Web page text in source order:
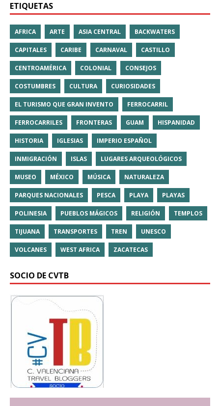
ETIQUETAS
AFRICA ARTE ASIA CENTRAL BACKWATERS
CAPITALES CARIBE CARNAVAL CASTILLO
CENTROAMÉRICA COLONIAL CONSEJOS
COSTUMBRES CULTURA CURIOSIDADES
EL TURISMO QUE GRAN INVENTO FERROCARRIL
FERROCARRILES FRONTERAS GUAM HISPANIDAD
HISTORIA IGLESIAS IMPERIO ESPAÑOL
INMIGRACIÓN ISLAS LUGARES ARQUEOLÓGICOS
MUSEO MÉXICO MÚSICA NATURALEZA
PARQUES NACIONALES PESCA PLAYA PLAYAS
POLINESIA PUEBLOS MÁGICOS RELIGIÓN TEMPLOS
TIJUANA TRANSPORTES TREN UNESCO
VOLCANES WEST AFRICA ZACATECAS
SOCIO DE CVTB